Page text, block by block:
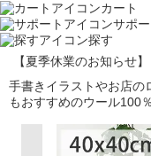
カート
サポー
探す
【夏季休業のお知らせ】
手書きイラストやお店の
もおすすめのウール100